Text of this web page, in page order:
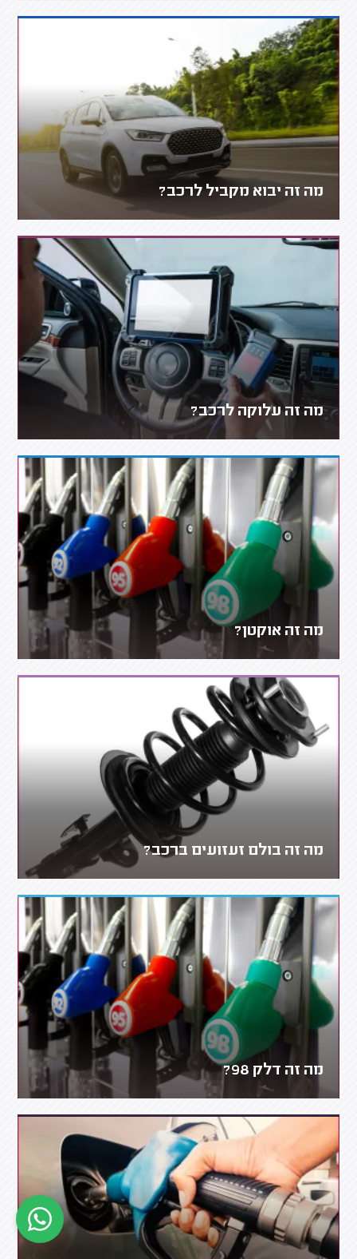
מה זה יבוא מקביל לרכב?
מה זה עלוקה לרכב?
מה זה אוקטן?
מה זה בולם זעזועים ברכב?
מה זה דלק 98?